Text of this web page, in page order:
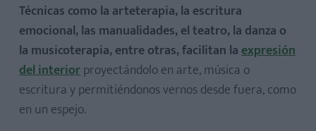
Técnicas como la arteterapia, la escritura
emocional, las manualidades, el teatro, la danza o
la musicoterapia, entre otras, facilitan laexpresión
del interiorproyectándolo en arte, música o
escritura y permitiéndonos vernos desde fuera, como
en un espejo.